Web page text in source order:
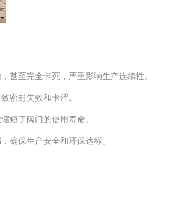
甚至完全卡死，严重影响生产连续性。
密封失效和卡涩。
短了阀门的使用寿命。
确保生产安全和环保达标。